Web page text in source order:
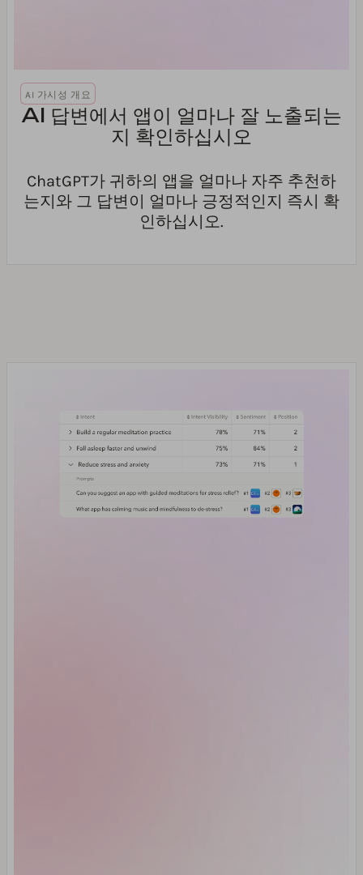
AI 가시성 개요
AI 답변에서 앱이 얼마나 잘 노출되는
지 확인하십시오
ChatGPT가 귀하의 앱을 얼마나 자주 추천하
는지와 그 답변이 얼마나 긍정적인지 즉시 확
인하십시오.